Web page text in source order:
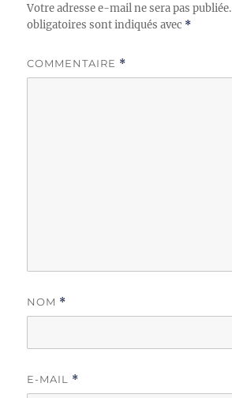
Votre adresse e-mail ne sera pas publiée.
obligatoires sont indiqués avec *
COMMENTAIRE *
NOM *
E-MAIL *